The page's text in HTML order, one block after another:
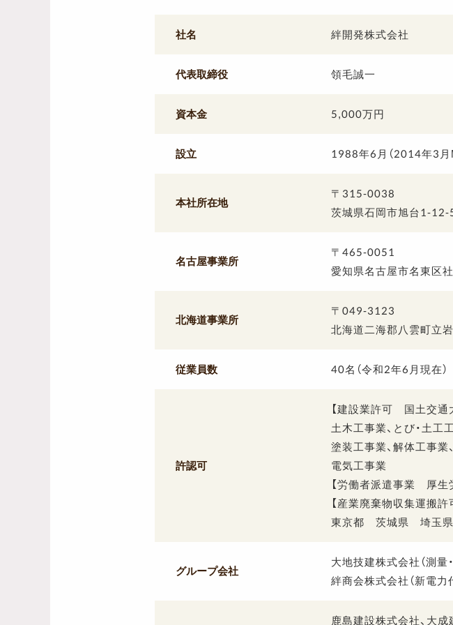
社名 絆開発株式会社
代表取締役 領毛誠一
資本金 5,000万円
設立 1988年6月（2014年3月
本社所在地
〒315-0038
茨城県石岡市旭台1-
名古屋事業所
〒465-0051
愛知県名古屋市名東区
北海道事業所
〒049-3123
北海道二海郡八雲町立
従業員数 40名（令和2年6月現在）
許認可
【建設業許可 国土交通
土木工事業、とび・土工
塗装工事業、解体工事業
電気工事業
【労働者派遣事業 厚
【産業廃棄物収集運搬許
東京都 茨城県 埼玉
グループ会社
大地技建株式会社（測量
絆商会株式会社（新電力
鹿島建設株式会社、大